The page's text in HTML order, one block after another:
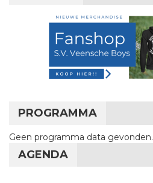
PROGRAMMA
Geen programma data gevonden.
AGENDA